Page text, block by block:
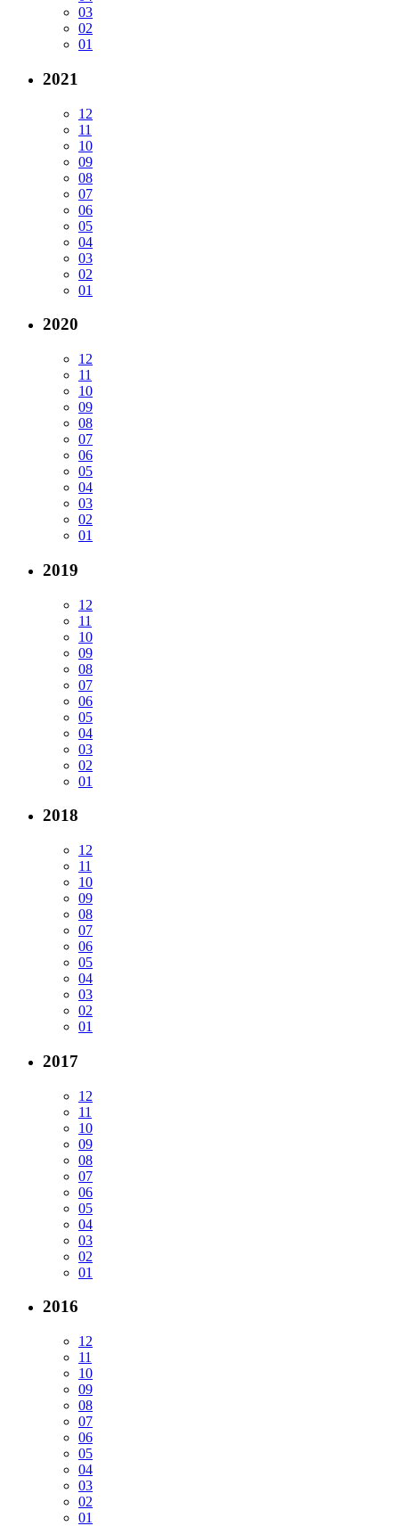
03
02
01
2021
12
11
10
09
08
07
06
05
04
03
02
01
2020
12
11
10
09
08
07
06
05
04
03
02
01
2019
12
11
10
09
08
07
06
05
04
03
02
01
2018
12
11
10
09
08
07
06
05
04
03
02
01
2017
12
11
10
09
08
07
06
05
04
03
02
01
2016
12
11
10
09
08
07
06
05
04
03
02
01